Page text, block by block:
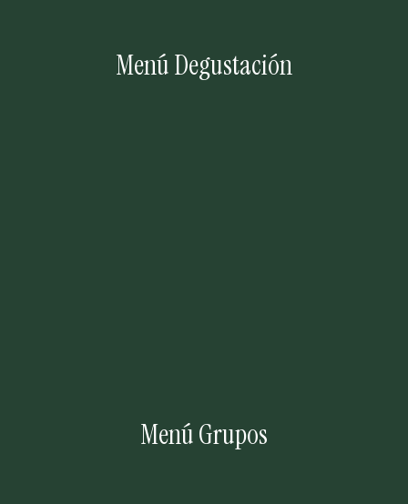
Menú Degustación
Menú Grupos